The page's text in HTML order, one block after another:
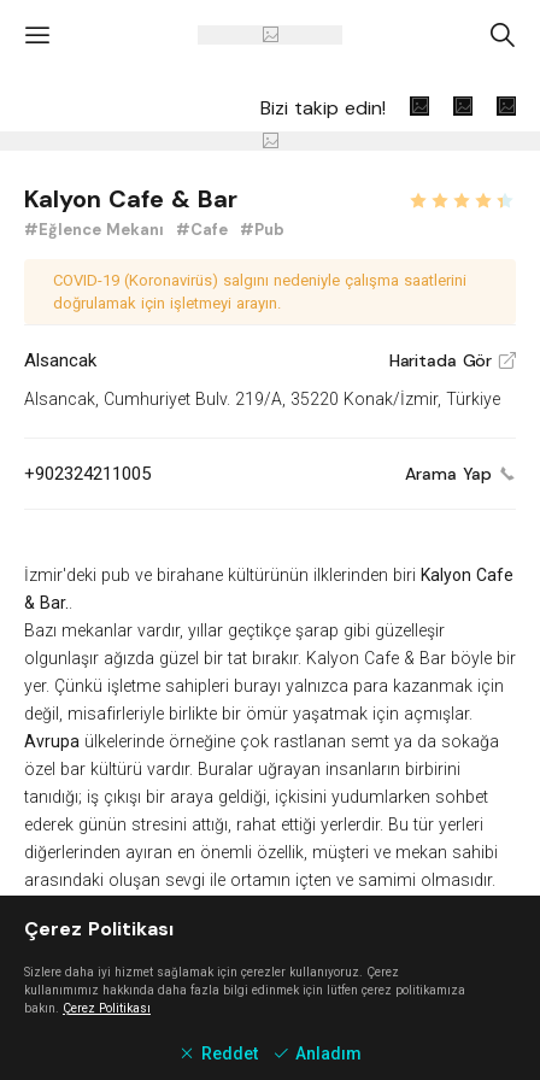
' A
Bizi takip edin!
Kalyon Cafe & Bar
#Eğlence Mekanı #Cafe #Pub
COVID-19 (Koronavirüs) salgını nedeniyle çalışma saatlerini
doğrulamak için işletmeyi arayın.
Alsancak Haritada Gör V
Alsancak, Cumhuriyet Bulv. 219/A, 35220 Konak/İzmir, Türkiye
+902324211005 Arama Yap
İzmir'deki pub ve birahane kültürünün ilklerinden biri Kalyon Cafe
& Bar..
Bazı mekanlar vardır, yıllar geçtikçe şarap gibi güzelleşir
olgunlaşır ağızda güzel bir tat bırakır. Kalyon Cafe & Bar böyle bir
yer. Çünkü işletme sahipleri burayı yalnızca para kazanmak için
değil, misafirleriyle birlikte bir ömür yaşatmak için açmışlar.
Avrupa ülkelerinde örneğine çok rastlanan semt ya da sokağa
özel bar kültürü vardır. Buralar uğrayan insanların birbirini
tanıdığı; iş çıkışı bir araya geldiği, içkisini yudumlarken sohbet
ederek günün stresini attığı, rahat ettiği yerlerdir. Bu tür yerleri
diğerlerinden ayıran en önemli özellik, müşteri ve mekan sahibi
arasındaki oluşan sevgi ile ortamın içten ve samimi olmasıdır.
bulunuyor.Alsancak
Kalyon Cafe & Bar. 1978 yılında Zafer ve Haluk Olcay tarafından
kurulmuş burası. Deniz aşığı bu iki insan barı buna göre dekore
etmiş ve kurulduğu günden bu yana mekanda hiçbir şeyi
Çerez Politikası
Sizlere daha iyi hizmet sağlamak için çerezler kullanıyoruz. Çerez
kullanımımız hakkında daha fazla bilgi edinmek için lütfen çerez politikamıza
bakın. Çerez Politikası
Reddet Anladım